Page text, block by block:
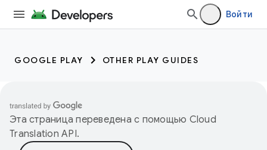
Войти
GOOGLE PLAY OTHER PLAY GUIDES
Эта страница переведена с помощью Cloud
Translation API.